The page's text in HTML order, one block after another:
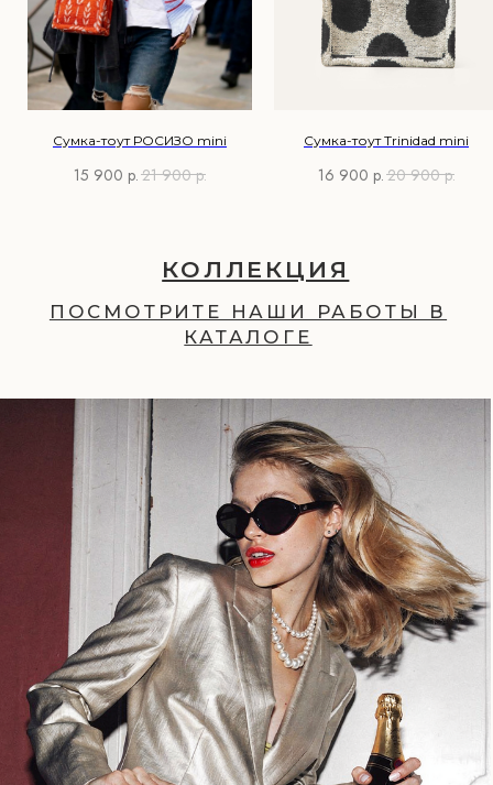
Сумка-тоут РОСИЗО mini
15 900 р.21 900 р.
Сумка-тоут Trinidad mini
16 900 р.20 900 р.
ПОДАРКИ
uma.rustanova@two-eagles.ru
+79952603401
КОНТАКТЫ
КАТАЛОГ
Аксессуары
Для дома
Сумки
Подарочный
сертификат
Ткачество
пн-пт: 9.00-18.00
ВРЕМЯ